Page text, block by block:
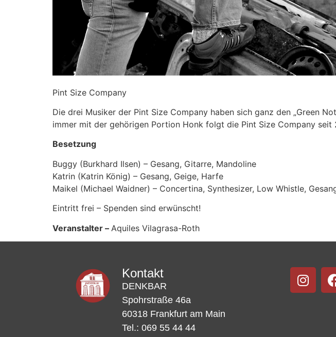
Pint Size Company
Die drei Musiker der Pint Size Company haben sich ganz den „Green
immer mit der gehörigen Portion Honk folgt die Pint Size Company seit
Besetzung
Buggy (Burkhard Ilsen) – Gesang, Gitarre, Mandoline
Katrin (Katrin König) – Gesang, Geige, Harfe
Maikel (Michael Waidner) – Concertina, Synthesizer, Low Whistle,
Eintritt frei – Spenden sind erwünscht!
Veranstalter – Aquiles Vilagrasa-Roth
Kontakt
DENKBAR
Spohrstraße 46a
60318 Frankfurt am Main
Tel.: 069 55 44 44